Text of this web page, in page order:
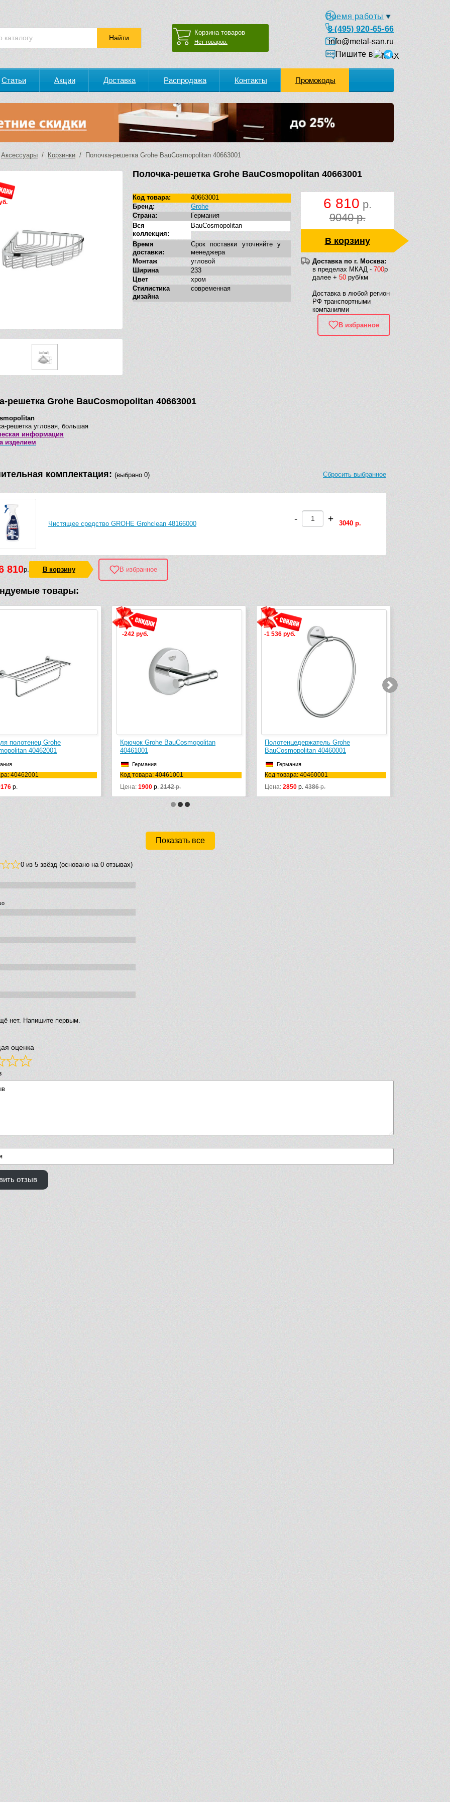
Корзина товаров
Нет товаров.
Время работы
8 (495) 920-65-66
info@metal-san.ru
Пишите в
Статьи Акции Доставка Распродажа Контакты Промокоды
Аксессуары / Корзинки / Полочка-решетка Grohe BauCosmopolitan 40663001
Полочка-решетка Grohe BauCosmopolitan 40663001
6 810 р.
9040 р.
В корзину
Доставка по г. Москва:
в пределах МКАД - 700р
далее + 50 руб/км
Доставка в любой регион
РФ транспортными
компаниями
В избранное
Код товара:
40663001
Бренд:
Grohe
Страна:
Германия
Вся
коллекция:
BauCosmopolitan
Время
доставки:
Срок поставки уточняйте у
менеджера
Монтаж
угловой
Ширина
233
Цвет
хром
Стилистика
дизайна
современная
решетка Grohe BauCosmopolitan 40663001
решетка угловая, большая
информация
изделием
комплектация: (выбрано 0) Сбросить выбранное
Чистящее средство GROHE Grohclean 48166000 - + 3040 р.
810р. В корзину В избранное
товары:
Grohe BauCosmopolitan
Германия
товара: 40461001
1900
-1 536 руб.
Полотенцедержатель Grohe
BauCosmopolitan 40460001
Германия
Код товара: 40460001
Цена: 2850р.4386
-3 032 руб.
Бумагодержатель Grohe
BauCosmopolitan 40457001
Германия
Код товара: 40457001
Цена: 3190р.6222
Показать все
0 из 5 звёзд (основано на 0 отзывах)
нет. Напишите первым.
оценка
отзыв